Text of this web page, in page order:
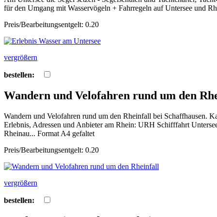
für den Umgang mit Wasservögeln + Fahrregeln auf Untersee und
Preis/Bearbeitungsentgelt: 0.20
vergrößern
bestellen:
Wandern und Velofahren rund um den
Wandern und Velofahren rund um den Rheinfall bei Schaffhausen.
Erlebnis, Adressen und Anbieter am Rhein: URH Schifffahrt
Rheinau... Format A4 gefaltet
Preis/Bearbeitungsentgelt: 0.20
vergrößern
bestellen: